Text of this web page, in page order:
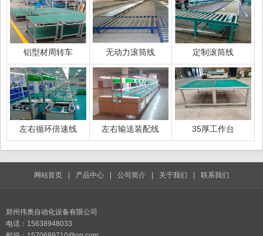
铝型材周转车 无动力滚筒线 定制滚筒线
左右循环倍速线 左右输送装配线 35厚工作台
网站首页 产品中心 公司简介 关于我们 联系我们
郑州伟奥自动化设备有限公司
电话：15638948033